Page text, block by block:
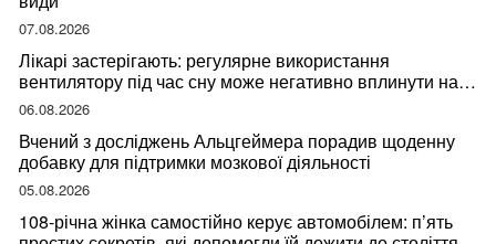
07.08.2026
Лікарі застерігають: регулярне використання
вентилятору під час сну може негативно вплинути на
ваше здоров’я
06.08.2026
Вчений з досліджень Альцгеймера порадив щоденну
добавку для підтримки мозкової діяльності
05.08.2026
108-річна жінка самостійно керує автомобілем: п’ять